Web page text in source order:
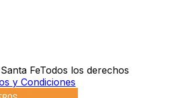
FeTodos los derechos
y Condiciones